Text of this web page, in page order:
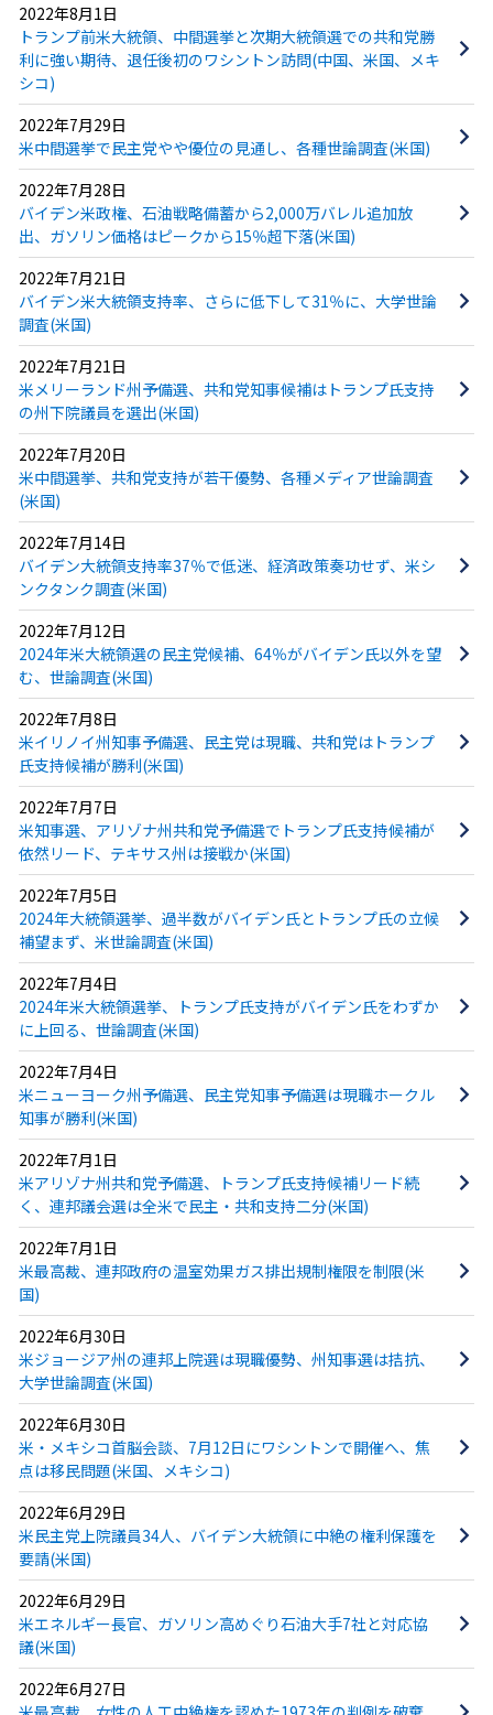
2022年8月1日
トランプ前米大統領、中間選挙と次期大統領選での共和党勝
利に強い期待、退任後初のワシントン訪問(中国、米国、メキ
シコ)
2022年7月29日
米中間選挙で民主党やや優位の見通し、各種世論調査(米国)
2022年7月28日
バイデン米政権、石油戦略備蓄から2,000万バレル追加放
出、ガソリン価格はピークから15％超下落(米国)
2022年7月21日
バイデン米大統領支持率、さらに低下して31％に、大学世論
調査(米国)
2022年7月21日
米メリーランド州予備選、共和党知事候補はトランプ氏支持
の州下院議員を選出(米国)
2022年7月20日
米中間選挙、共和党支持が若干優勢、各種メディア世論調査
(米国)
2022年7月14日
バイデン大統領支持率37％で低迷、経済政策奏功せず、米シ
ンクタンク調査(米国)
2022年7月12日
2024年米大統領選の民主党候補、64％がバイデン氏以外を望
む、世論調査(米国)
2022年7月8日
米イリノイ州知事予備選、民主党は現職、共和党はトランプ
氏支持候補が勝利(米国)
2022年7月7日
米知事選、アリゾナ州共和党予備選でトランプ氏支持候補が
依然リード、テキサス州は接戦か(米国)
2022年7月5日
2024年大統領選挙、過半数がバイデン氏とトランプ氏の立候
補望まず、米世論調査(米国)
2022年7月4日
2024年米大統領選挙、トランプ氏支持がバイデン氏をわずか
に上回る、世論調査(米国)
2022年7月4日
米ニューヨーク州予備選、民主党知事予備選は現職ホークル
知事が勝利(米国)
2022年7月1日
米アリゾナ州共和党予備選、トランプ氏支持候補リード続
く、連邦議会選は全米で民主・共和支持二分(米国)
2022年7月1日
米最高裁、連邦政府の温室効果ガス排出規制権限を制限(米
国)
2022年6月30日
米ジョージア州の連邦上院選は現職優勢、州知事選は拮抗、
大学世論調査(米国)
2022年6月30日
米・メキシコ首脳会談、7月12日にワシントンで開催へ、焦
点は移民問題(米国、メキシコ)
2022年6月29日
米民主党上院議員34人、バイデン大統領に中絶の権利保護を
要請(米国)
2022年6月29日
米エネルギー長官、ガソリン高めぐり石油大手7社と対応協
議(米国)
2022年6月27日